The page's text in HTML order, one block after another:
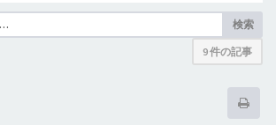
検索
9 件の記事